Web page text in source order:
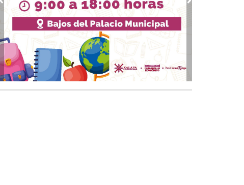
Ago 07, 2026 / 19:00
Más de 120 elementos de seguridad refuerzan
operativos vs rodadas de motociclistas en Boca
del Río
Ago 07, 2026 / 18:49
¿Con o sin espuma?
Previous Next